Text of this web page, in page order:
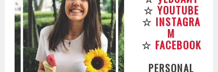
☆YOUTUBE
☆ INSTAGRA
M
☆ FACEBOOK
PERSONAL